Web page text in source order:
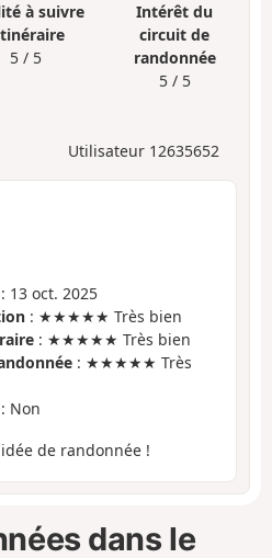
à suivre
5 / 5
Intérêt du
circuit de
randonnée
5 / 5
Utilisateur 12635652
: 13 oct. 2025
: ★★★★★ Très bien
: ★★★★★ Très bien
: ★★★★★ Très
: Non
de randonnée !
dans le